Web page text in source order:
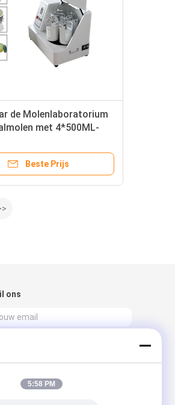
de Molenlaboratorium
met 4*500ML-
Beste Prijs
ons
5:58 PM